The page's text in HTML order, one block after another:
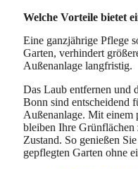
Welche Vorteile bietet
Eine ganzjährige Pflege
Garten, verhindert
Außenanlage langfristig.
Das Laub entfernen und
Bonn sind entscheidend
Außenanlage. Mit einem
bleiben Ihre Grünflächen
Zustand. So genießen
gepflegten Garten ohne